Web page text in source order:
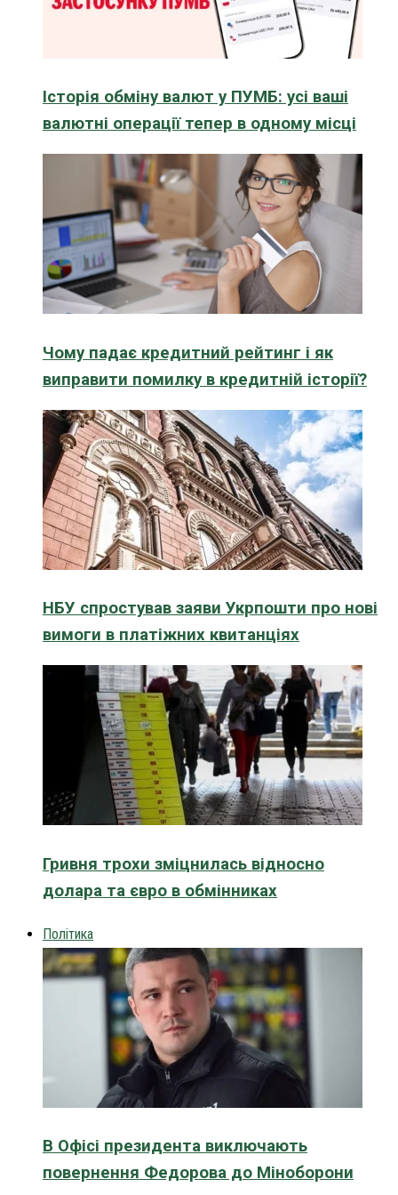
Історія обміну валют у ПУМБ: усі ваші
валютні операції тепер в одному місці
Чому падає кредитний рейтинг і як
виправити помилку в кредитній історії?
НБУ спростував заяви Укрпошти про нові
вимоги в платіжних квитанціях
Гривня трохи зміцнилась відносно
долара та євро в обмінниках
Політика
В Офісі президента виключають
повернення Федорова до Міноборони